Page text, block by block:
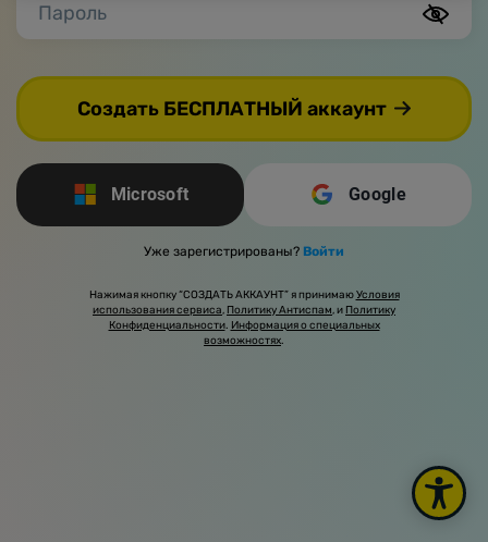
Пароль
Создать БЕСПЛАТНЫЙ аккаунт
Microsoft Google
Уже зарегистрированы? Войти
Нажимая кнопку “СОЗДАТЬ АККАУНТ” я принимаюУсловия
использования сервиса, Политику Антиспам, и Политику
Конфиденциальности. Информация о специальных
возможностях.